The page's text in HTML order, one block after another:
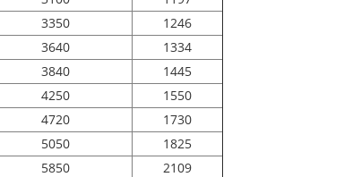
3350
1246
3640
1334
3840
1445
4250
1550
4720
1730
5050
1825
5850 2109